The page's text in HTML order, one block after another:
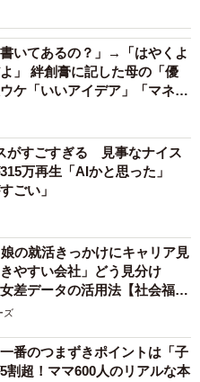
書いてあるの？」→「はやくよ
」 絆創膏に記した母の「優
ケ「いいアイデア」「マネし
がすごすぎる 見事なナイス
万再生「AIかと思った」
ごい」
の就活きっかけにキャリア見
やすい会社」どう見分け
差データの活用法【社会福祉
ズ
番のつまずきポイントは「子
割超！ママ600人のリアルな本